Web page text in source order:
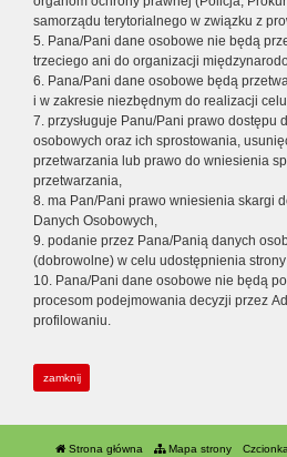
samorządu terytorialnego w związku z
5. Pana/Pani dane osobowe nie będą
trzeciego ani do organizacji
6. Pana/Pani dane osobowe będą
i w zakresie niezbędnym do realizacji
7. przysługuje Panu/Pani prawo dostępu
osobowych oraz ich sprostowania,
przetwarzania lub prawo do wniesienia
przetwarzania,
8. ma Pan/Pani prawo wniesienia skargi
Danych Osobowych,
9. podanie przez Pana/Panią danych
(dobrowolne) w celu udostępnienia
10. Pana/Pani dane osobowe nie będą
procesom podejmowania decyzji przez
profilowaniu.
zamknij
Strona główna Mapa strony Czcionka